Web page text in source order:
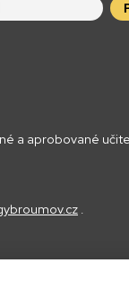
a aprobované
.